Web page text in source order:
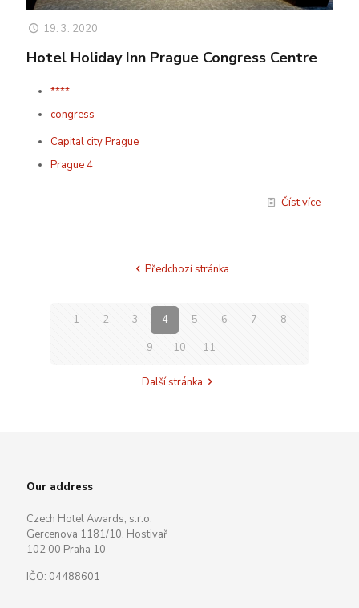
19. 3. 2020
Hotel Holiday Inn Prague Congress Centre
****
congress
Capital city Prague
Prague 4
Číst více
Předchozí stránka
1 2 3 4 5 6 7
8
9
10 11
Další stránka
Our address
Czech Hotel Awards, s.r.o.
Gercenova 1181/10, Hostivař
102 00 Praha 10
IČO: 04488601